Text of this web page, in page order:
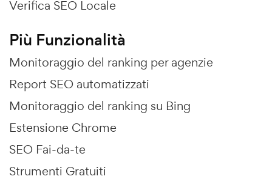
Verifica SEO Locale
Più Funzionalità
Monitoraggio del ranking per agenzie
Report SEO automatizzati
Monitoraggio del ranking su Bing
Estensione Chrome
SEO Fai-da-te
Strumenti Gratuiti